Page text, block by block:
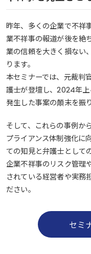
昨年、多くの企業で不祥
業不祥事の報道が後を絶
業の信頼を大きく損ない
ります。
本セミナーでは、元裁判
護士が登壇し、2024年
発生した事案の顛末を振
そして、これらの事例か
プライアンス体制強化に
ての知見と弁護士として
企業不祥事のリスク管理
されている経営者や実務
ださい。
セミ